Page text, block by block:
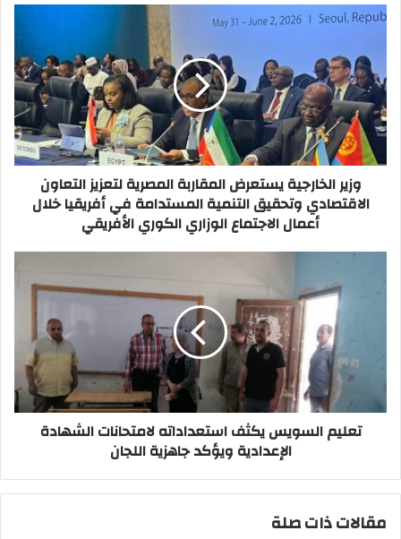
وزير
الخارجية
يستعرض
المقاربة
المصرية
لتعزيز
التعاون
الاقتصادي
وتحقيق
التنمية
المستدامة
خلال
وزير الخارجية يستعرض المقاربة المصرية لتعزيز التعاون
الاقتصادي وتحقيق التنمية المستدامة في أفريقيا خلال
أعمال الاجتماع الوزاري الكوري الأفريقي
استعداداته
الشهادة
الإعدادية
جاهزية
اللجانتعليم السويس يكثف استعداداته لامتحانات الشهادة
الإعدادية ويؤكد جاهزية اللجان
مقالات ذات صلة